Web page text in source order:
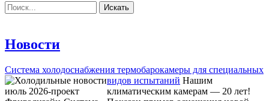
Новости
Система холодоснабжения термобарокамеры для специальных
видов испытаний Нашим
климатическим камерам — 20 лет!